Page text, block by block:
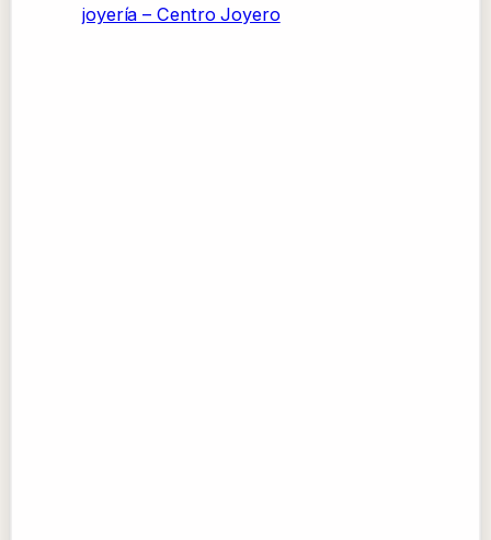
joyería – Centro Joyero